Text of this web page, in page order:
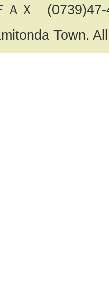
ＡＸ (0739)47-
Town.